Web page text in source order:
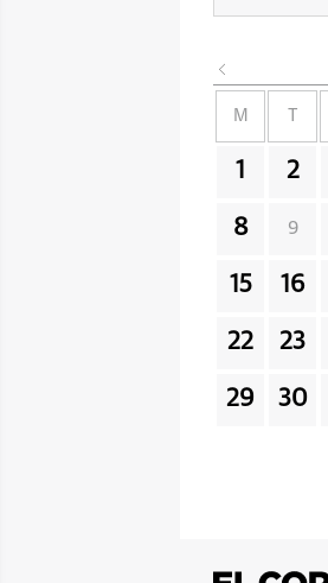
M
1 2
8 9
15 16
22 23
29 30